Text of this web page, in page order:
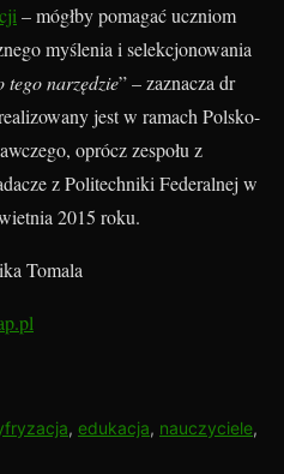
– mógłby pomagać uczniom
myślenia i selekcjonowania
tego narzędzie” – zaznacza dr
jest w ramach Polsko-
oprócz zespołu z
z Politechniki Federalnej w
2015 roku.
Tomala
, edukacja, nauczyciele,